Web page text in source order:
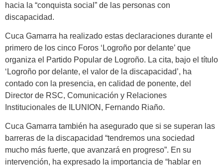
hacia la “conquista social” de las personas con
discapacidad.
Cuca Gamarra ha realizado estas declaraciones durante el
primero de los cinco Foros ‘Logroño por delante’ que
organiza el Partido Popular de Logroño. La cita, bajo el título
‘Logroño por delante, el valor de la discapacidad’, ha
contado con la presencia, en calidad de ponente, del
Director de RSC, Comunicación y Relaciones
Institucionales de ILUNION, Fernando Riaño.
Cuca Gamarra también ha asegurado que si se superan las
barreras de la discapacidad “tendremos una sociedad
mucho más fuerte, que avanzará en progreso”. En su
intervención, ha expresado la importancia de “hablar en